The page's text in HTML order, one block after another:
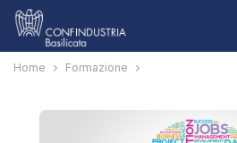
Home Formazione